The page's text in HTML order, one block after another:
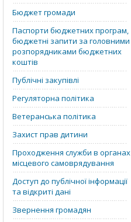
Бюджет громади
Паспорти бюджетних програм,
бюджетні запити за головними
розпорядниками бюджетних
коштів
Публічні закупівлі
Регуляторна політика
Ветеранська політика
Захист прав дитини
Проходження служби в органах
місцевого самоврядування
Доступ до публічної інформації
та відкриті дані
Звернення громадян